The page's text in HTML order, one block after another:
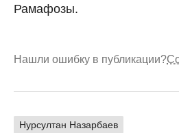
Рамафозы.
Нашли ошибку в публикации?
Нурсултан Назарбаев